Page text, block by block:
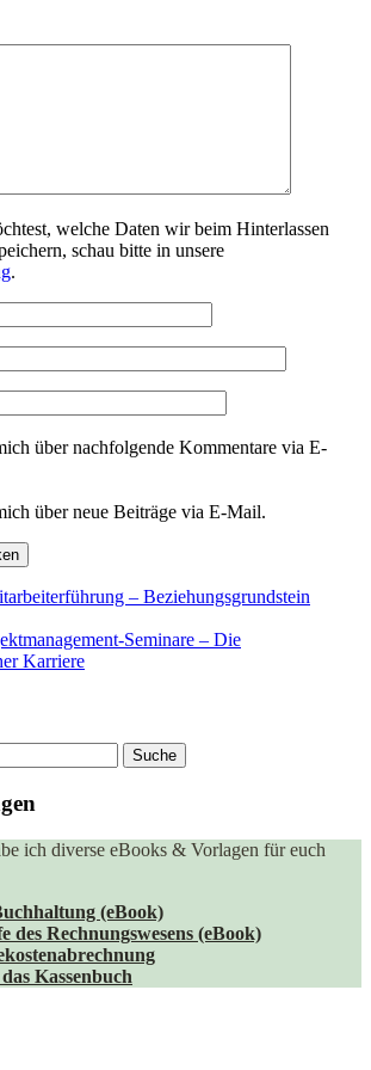
welche Daten wir beim Hinterlassen
schau bitte in unsere
.
über nachfolgende Kommentare via E-
über neue Beiträge via E-Mail.
– Beziehungsgrundstein
Seminare – Die
Karriere
ich diverse eBooks & Vorlagen für euch
(eBook)
des Rechnungswesens (eBook)
Kassenbuch